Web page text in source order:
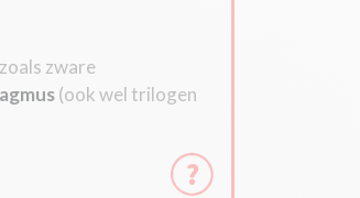
zware
(ook wel trilogen